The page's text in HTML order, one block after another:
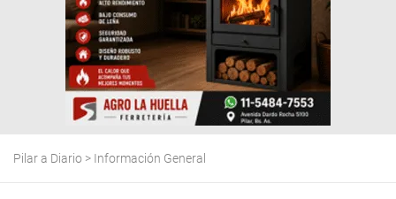
Pilar a Diario > Información General